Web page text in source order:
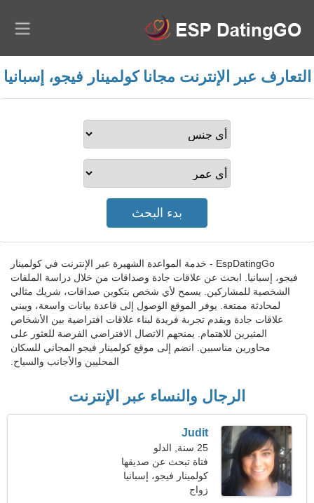
التعارف عبر الإنترنت مجانا كولمينار فيجو، إسبانيا
EspDatingGo - خدمة المواعدة الشهيرة عبر الإنترنت في كولمينار
فيجو، إسبانيا. ابحث عن علاقات جادة وصداقات من خلال دراسة الملفات
الشخصية للمشاركين. يسمح لأي شخص بتكوين صداقات، شريك مثالي
لمحادثة ممتعة. يوفر الموقع الوصول إلى قاعدة بيانات واسعة، ويبني
علاقات جادة ويقدم تجربة فريدة لبناء علاقات افتراضية بين الأشخاص
المثيرين للاهتمام. يمنحهم الاتصال الافتراضي الفرصة للعثور على
محاورين مناسبين. انضم إلى موقع كولمينار فيجو المجاني للسكان
المحليين والأجانب والسياح.
الرجال والنساء عبر الإنترنت
Judit
25 سنة, الدلو
فتاة تبحث عن صديقها
كولمينار فيجو، إسبانيا
زواج